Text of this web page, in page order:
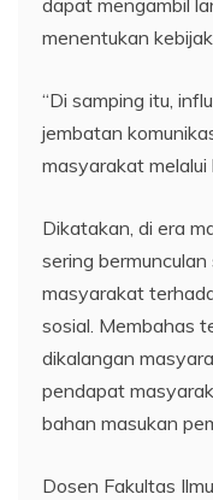
dapat mengambil
menentukan
“Di samping itu,
jembatan
masyarakat
Dikatakan, di era
sering
masyarakat
sosial. Membahas
dikalangan
pendapat
bahan masukan
Dosen Fakultas